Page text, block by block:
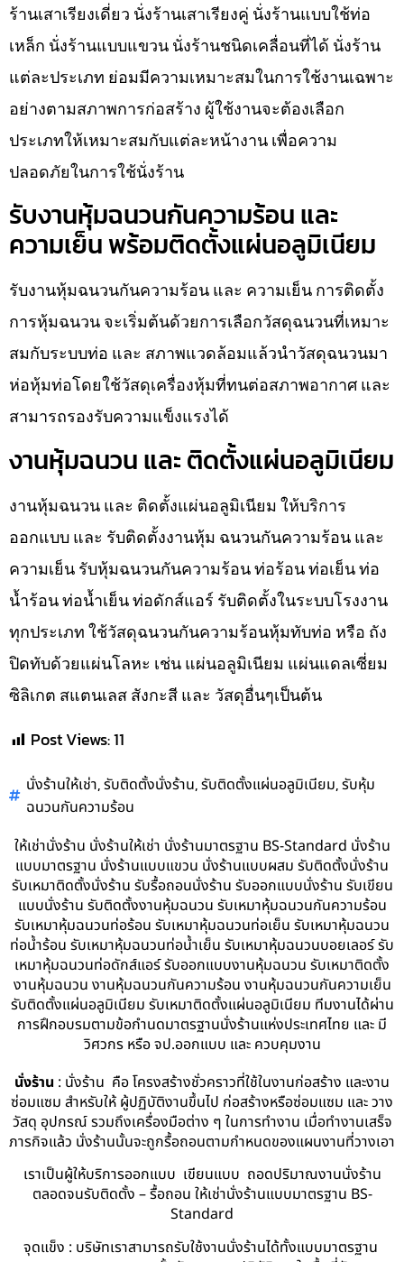
ร้านเสาเรียงเดี่ยว นั่งร้านเสาเรียงคู่ นั่งร้านแบบใช้ท่อ
เหล็ก นั่งร้านแบบแขวน นั่งร้านชนิดเคลื่อนที่ได้ นั่งร้าน
แต่ละประเภท ย่อมมีความเหมาะสมในการใช้งานเฉพาะ
อย่างตามสภาพการก่อสร้าง ผู้ใช้งานจะต้องเลือก
ประเภทให้เหมาะสมกับแต่ละหน้างาน เพื่อความ
ปลอดภัยในการใช้นั่งร้าน
รับงานหุ้มฉนวนกันความร้อน และ
ความเย็น พร้อมติดตั้งแผ่นอลูมิเนียม
รับงานหุ้มฉนวนกันความร้อน และ ความเย็น การติดตั้ง
การหุ้มฉนวน จะเริ่มต้นด้วยการเลือกวัสดุฉนวนที่เหมาะ
สมกับระบบท่อ และ สภาพแวดล้อมแล้วนำวัสดุฉนวนมา
ห่อหุ้มท่อโดยใช้วัสดุเครื่องหุ้มที่ทนต่อสภาพอากาศ และ
สามารถรองรับความแข็งแรงได้
งานหุ้มฉนวน และ ติดตั้งแผ่นอลูมิเนียม
งานหุ้มฉนวน และ ติดตั้งแผ่นอลูมิเนียม ให้บริการ
ออกแบบ และ รับติดตั้งงานหุ้ม ฉนวนกันความร้อน และ
ความเย็น รับหุ้มฉนวนกันความร้อน ท่อร้อน ท่อเย็น ท่อ
น้ำร้อน ท่อน้ำเย็น ท่อดักส์แอร์ รับติดตั้งในระบบโรงงาน
ทุกประเภท ใช้วัสดุฉนวนกันความร้อนหุ้มทับท่อ หรือ ถัง
ปิดทับด้วยแผ่นโลหะ เช่น แผ่นอลูมิเนียม แผ่นแดลเซี่ยม
ซิลิเกต สแตนเลส สังกะสี และ วัสดุอื่นๆเป็นต้น
Post Views:11
นั่งร้านให้เช่า,รับติดตั้งนั่งร้าน,รับติดตั้งแผ่นอลูมิเนียม,รับหุ้ม
ฉนวนกันความร้อน
ให้เช่านั่งร้าน นั่งร้านให้เช่า นั่งร้านมาตรฐาน BS-Standard นั่งร้าน
แบบมาตรฐาน นั่งร้านแบบแขวน นั่งร้านแบบผสม รับติดตั้งนั่งร้าน
รับเหมาติดตั้งนั่งร้าน รับรื้อถอนนั่งร้าน รับออกแบบนั่งร้าน รับเขียน
แบบนั่งร้าน รับติดตั้งงานหุ้มฉนวน รับเหมาหุ้มฉนวนกันความร้อน
รับเหมาหุ้มฉนวนท่อร้อน รับเหมาหุ้มฉนวนท่อเย็น รับเหมาหุ้มฉนวน
ท่อน้ำร้อน รับเหมาหุ้มฉนวนท่อน้ำเย็น รับเหมาหุ้มฉนวนบอยเลอร์ รับ
เหมาหุ้มฉนวนท่อดักส์แอร์ รับออกแบบงานหุ้มฉนวน รับเหมาติดตั้ง
งานหุ้มฉนวน งานหุ้มฉนวนกันความร้อน งานหุ้มฉนวนกันความเย็น
รับติดตั้งแผ่นอลูมิเนียม รับเหมาติดตั้งแผ่นอลูมิเนียม ทีมงานได้ผ่าน
การฝึกอบรมตามข้อกำนดมาตรฐานนั่งร้านแห่งประเทศไทย และ มี
วิศวกร หรือ จป.ออกแบบ และ ควบคุมงาน
นั่งร้าน : นั่งร้าน คือ โครงสร้างชั่วคราวที่ใช้ในงานก่อสร้าง และงาน
ซ่อมแซม สำหรับให้ ผู้ปฏิบัติงานขึ้นไป ก่อสร้างหรือซ่อมแซม และ วาง
วัสดุ อุปกรณ์ รวมถึงเครื่องมือต่าง ๆ ในการทำงาน เมื่อทำงานเสร็จ
ภารกิจแล้ว นั่งร้านนั้นจะถูกรื้อถอนตามกำหนดของแผนงานที่วางเอา
เราเป็นผู้ให้บริการออกแบบ เขียนแบบ ถอดปริมาณงานนั่งร้าน
ตลอดจนรับติดตั้ง – รื้อถอน ให้เช่านั่งร้านแบบมาตรฐาน BS-
Standard
จุดแข็ง : บริษัทเราสามารถรับใช้งานนั่งร้านได้ทั้งแบบมาตรฐาน